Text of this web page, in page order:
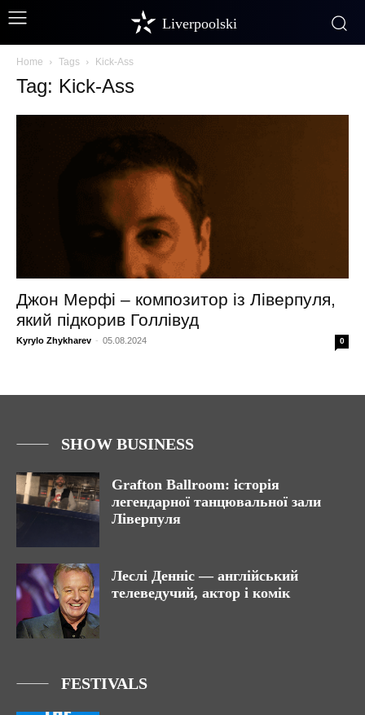
Liverpoolski
Home Tags Kick-Ass
Tag: Kick-Ass
Джон Мерфі – композитор із Ліверпуля,
який підкорив Голлівуд
Kyrylo Zhykharev - 05.08.2024 0
SHOW BUSINESS
Grafton Ballroom: історія
легендарної танцювальної зали
Ліверпуля
Леслі Денніс — англійський
телеведучий, актор і комік
FESTIVALS